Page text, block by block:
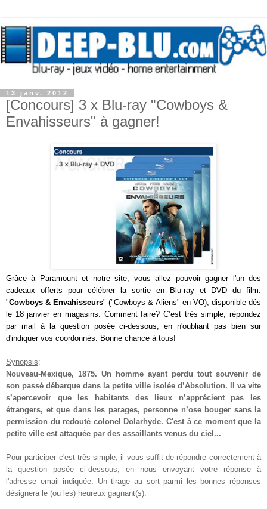
13 janv. 2012
[Concours] 3 x Blu-ray "Cowboys &
Envahisseurs" à gagner!
Grâce à Paramount et notre site, vous allez pouvoir gagner l'un des
cadeaux offerts pour célébrer la sortie en Blu-ray et DVD du film:
"Cowboys & Envahisseurs" ("Cowboys & Aliens" en VO), disponible dés
le 18 janvier en magasins. Comment faire? C’est très simple, répondez
par mail à la question posée ci-dessous, en n'oubliant pas bien sur
d'indiquer vos coordonnés. Bonne chance à tous!
Synopsis:
Nouveau-Mexique, 1875. Un homme ayant perdu tout souvenir de
son passé débarque dans la petite ville isolée d’Absolution. Il va vite
s’apercevoir que les habitants des lieux n’apprécient pas les
étrangers, et que dans les parages, personne n’ose bouger sans la
permission du redouté colonel Dolarhyde. C'est à ce moment que la
petite ville est attaquée par des assaillants venus du ciel ...
Pour participer c'est très simple, il vous suffit de répondre correctement à
la question posée ci-dessous, en nous envoyant votre réponse à
l'adresse email indiquée. Un tirage au sort parmi les bonnes réponses
désignera le (ou les) heureux gagnant(s).